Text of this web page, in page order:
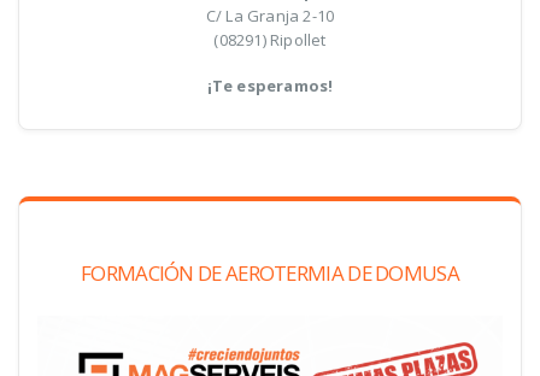
C/ La Granja 2-10
(08291) Ripollet
¡Te esperamos!
FORMACIÓN DE AEROTERMIA DE DOMUSA